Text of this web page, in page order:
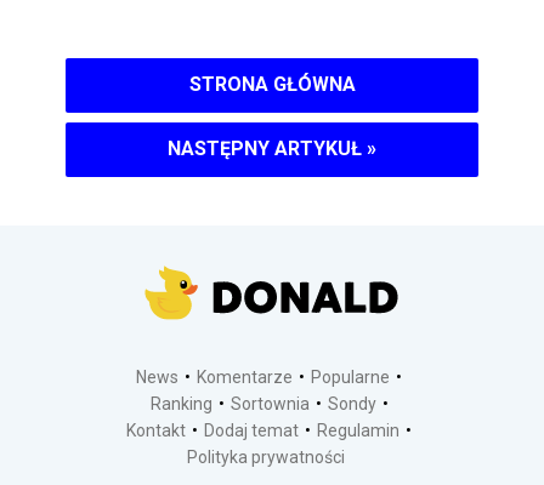
STRONA GŁÓWNA
NASTĘPNY ARTYKUŁ »
News Komentarze
Popularne
Ranking
Sortownia
Sondy
Kontakt
Dodaj temat
Regulamin
Polityka prywatności